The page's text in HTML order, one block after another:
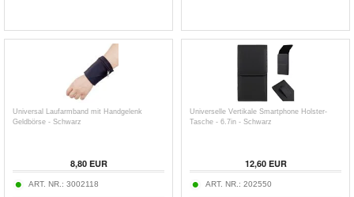
Universal Laufarmband mit Handgelenk
Geldbörse - Schwarz
8,80EUR
ART. NR.: 3002118
Universelle Vertikale Smartphone Holster-
Tasche - 6.7in - Schwarz
12,60EUR
ART. NR.: 202550